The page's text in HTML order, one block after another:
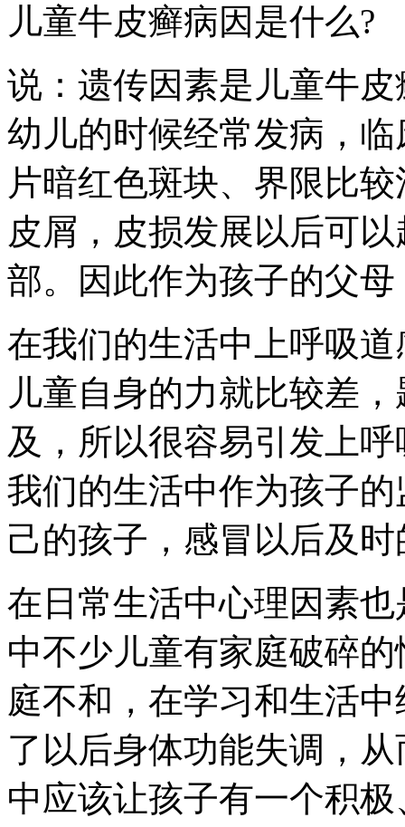
儿童牛皮癣病因是什么?
说：遗传因素是儿童牛
幼儿的时候经常发病，
片暗红色斑块、界限比
皮屑，皮损发展以后可
部。因此作为孩子的父
在我们的生活中上呼吸
儿童自身的力就比较差
及，所以很容易引发上
我们的生活中作为孩子
己的孩子，感冒以后及
在日常生活中心理因素
中不少儿童有家庭破碎
庭不和，在学习和生活
了以后身体功能失调，
中应该让孩子有一个积